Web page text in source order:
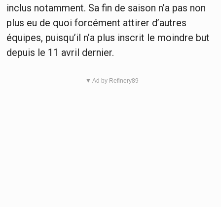
inclus notamment. Sa fin de saison n’a pas non
plus eu de quoi forcément attirer d’autres
équipes, puisqu’il n’a plus inscrit le moindre but
depuis le 11 avril dernier.
▼ Ad by Refinery89